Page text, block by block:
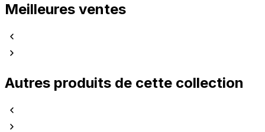
Meilleures ventes
Autres produits de cette collection